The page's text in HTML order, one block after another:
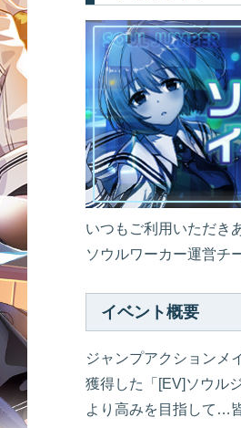
いつもご利用いただき
ソウルワーカー運営チ
イベント概要
ジャンプアクションメ
獲得した「[EV]ソウル
より高みを目指して…